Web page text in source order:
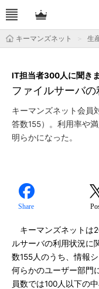
キーマンズネット 生
ファイルサーバ
IT担当者300人に聞き
キーマンズネット会員
答数155）。利用率や
明らかになった。
Share
キーマンズネットは
ルサーバの利用状況に
数155人のうち、情報
何らかのユーザー部門
員数では100人以下の